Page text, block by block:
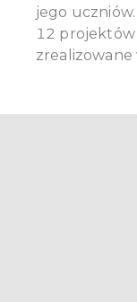
jego
12 projektów
zrealizowane